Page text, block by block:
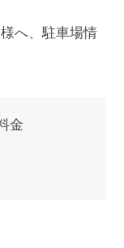
へ、駐車場情
金